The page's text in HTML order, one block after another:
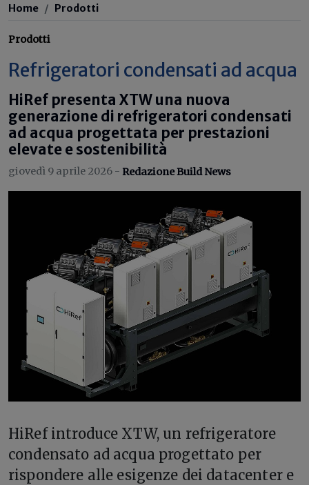
Home Prodotti
Prodotti
Refrigeratori condensati ad acqua
HiRef presenta XTW una nuova
generazione di refrigeratori condensati
ad acqua progettata per prestazioni
elevate e sostenibilità
giovedì 9 aprile 2026 - Redazione Build News
HiRef introduce XTW, un refrigeratore
condensato ad acqua progettato per
rispondere alle esigenze dei datacenter e